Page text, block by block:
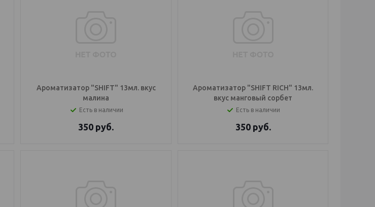
Ароматизатор "SHIFT" 13мл. вкус
малина
Есть в наличии
350 руб.
Ароматизатор "SHIFT RICH" 13мл.
вкус манговый сорбет
Есть в наличии
350руб.